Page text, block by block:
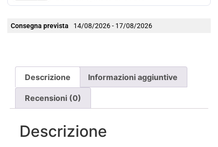
Consegna prevista 14/08/2026 - 17/08/2026
Descrizione Informazioni aggiuntive
Recensioni (0)
Descrizione